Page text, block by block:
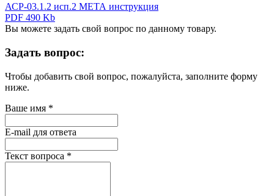
АСР-03.1.2 исп.2 МЕТА инструкция
PDF 490 Kb
Вы можете задать свой вопрос по данному товару.
Задать вопрос:
Чтобы добавить свой вопрос, пожалуйста, заполните форму
ниже.
Ваше имя *
E-mail для ответа
Текст вопроса *